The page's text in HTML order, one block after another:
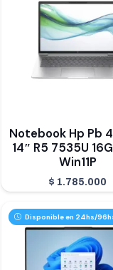
Notebook Hp Pb
14″ R5 7535U
Win11P
$ 1.785.000
Disponible en 24hs/